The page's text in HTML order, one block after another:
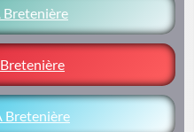
Bretenière
Bretenière
Bretenière